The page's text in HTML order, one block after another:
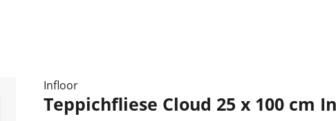
Infloor
Teppichfliese Cloud 25 x 100 cm